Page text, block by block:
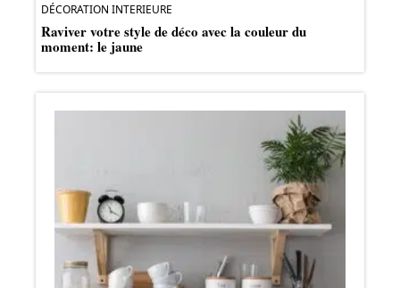
DÉCORATION INTERIEURE
Raviver votre style de déco avec la couleur du
moment: le jaune